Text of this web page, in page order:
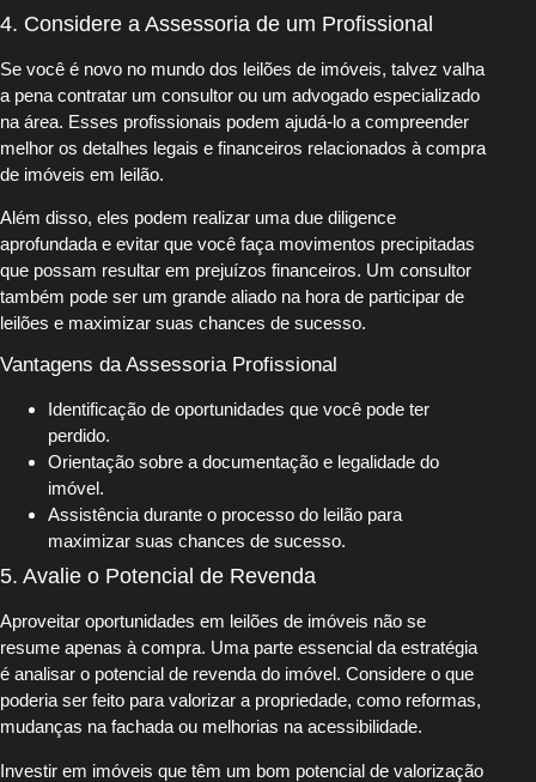
4. Considere a Assessoria de um Profissional
Se você é novo no mundo dos leilões de imóveis, talvez valha
a pena contratar um consultor ou um advogado especializado
na área. Esses profissionais podem ajudá-lo a compreender
melhor os detalhes legais e financeiros relacionados à compra
de imóveis em leilão.
Além disso, eles podem realizar uma due diligence
aprofundada e evitar que você faça movimentos precipitadas
que possam resultar em prejuízos financeiros. Um consultor
também pode ser um grande aliado na hora de participar de
leilões e maximizar suas chances de sucesso.
Vantagens da Assessoria Profissional
Identificação de oportunidades que você pode ter
perdido.
Orientação sobre a documentação e legalidade do
imóvel.
Assistência durante o processo do leilão para
maximizar suas chances de sucesso.
5. Avalie o Potencial de Revenda
Aproveitar oportunidades em leilões de imóveis não se
resume apenas à compra. Uma parte essencial da estratégia
é analisar o potencial de revenda do imóvel. Considere o que
poderia ser feito para valorizar a propriedade, como reformas,
mudanças na fachada ou melhorias na acessibilidade.
Investir em imóveis que têm um bom potencial de valorização